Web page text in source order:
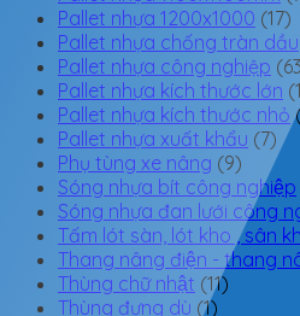
Pallet nhựa 1200x1000 (17)
Pallet nhựa chống tràn dầu
Pallet nhựa công nghiệp
Pallet nhựa kích thước lớn
Pallet nhựa kích thước nhỏ
Pallet nhựa xuất khẩu (7)
Phụ tùng xe nâng (9)
Sóng nhựa bít công nghiệp
Sóng nhựa đan lưới công
Tấm lót sàn, lót kho , sân
Thang nâng điện - thang
Thùng chữ nhật (11)
Thùng đựng dù (1)